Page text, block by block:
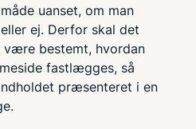
uanset, om man
ej. Derfor skal det
bestemt, hvordan
fastlægges, så
præsenteret i en